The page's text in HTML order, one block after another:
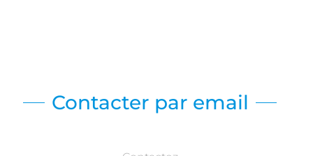
Contacter par email